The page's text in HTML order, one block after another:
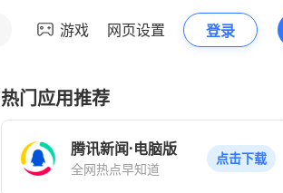
游戏 网页设置 登录
热门应用推荐
腾讯新闻·电脑版
全网热点早知道
点击下载